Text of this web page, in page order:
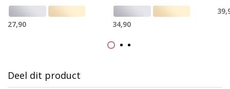
27,90 34,90
Deel dit product